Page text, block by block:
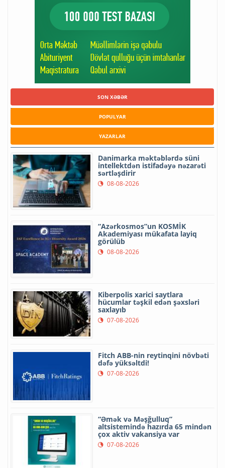
SON XƏBƏR
POPULYAR
YAZARLAR
Danimarka məktəblərdə süni
intellektdən istifadəyə nəzarəti
sərtləşdirir
08-08-2026
“Azərkosmos”un KOSMİK
Akademiyası mükafata layiq
görülüb
08-08-2026
Kiberpolis xarici saytlara
hücumlar təşkil edən şəxsləri
saxlayıb
07-08-2026
Fitch ABB-nin reytinqini növbəti
dəfə yüksəltdi!
07-08-2026
“Əmək və Məşğulluq”
altsistemində hazırda 65 mindən
çox aktiv vakansiya var
07-08-2026